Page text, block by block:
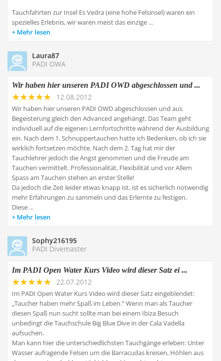
Tauchfahrten zur Insel Es Vedra (eine hohe Felsinsel) waren ein
spezielles Erlebnis, wir waren meist das einzige ...
Mehr lesen
Laura87
PADI OWA
Wir haben hier unseren PADI OWD abgeschlossen und ...
12.08.2012
Wir haben hier unseren PADI OWD abgeschlossen und aus
Begeisterung gleich den Advanced angehängt. Das Team geht
individuell auf die eigenen Lernfortschritte während der Ausbildung
ein. Nach dem 1. Schnuppertauchen hatte ich Bedenken, ob ich sie
wirklich fortsetzen möchte. Nach dem 2. Tag hat mir der
Tauchlehrer jedoch die Angst genommen und die Freude am
Tauchen vermittelt. Professionalität, Flexibilität und vor Allem
Spass am Tauchen stehen an erster Stelle!
Da jedoch die Zeit leider etwas knapp ist, ist es sicherlich notwendig
mehr Erfahrungen zu sammeln und das Erlernte zu festigen.
Diese ...
Mehr lesen
Sophy216195
PADI Divemaster
Im PADI Open Water Kurs Video wird dieser Satz ei ...
22.07.2012
Im PADI Open Water Kurs Video wird dieser Satz eingeblendet:
„Taucher haben mehr Spaß im Leben.“ Wenn man als Taucher
diesen Spaß nun sucht sollte man bei einem Ibiza Besuch
unbedingt die Tauchschule Big Blue Dive in der Cala Vadella
aufsuchen.
Man kann hier die unterschiedlichsten Tauchgänge erleben: Unter
Wasser aufragende Felsen um die Barracudas kreisen, Höhlen aus